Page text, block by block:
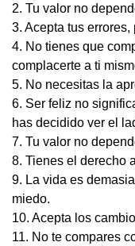
2. Tu valor no
3. Acepta tus
4. No tienes que
complacerte a ti
5. No necesitas la
6. Ser feliz no
has decidido ver el
7. Tu valor no
8. Tienes el derecho
9. La vida es
miedo.
10. Acepta los
11. No te compares